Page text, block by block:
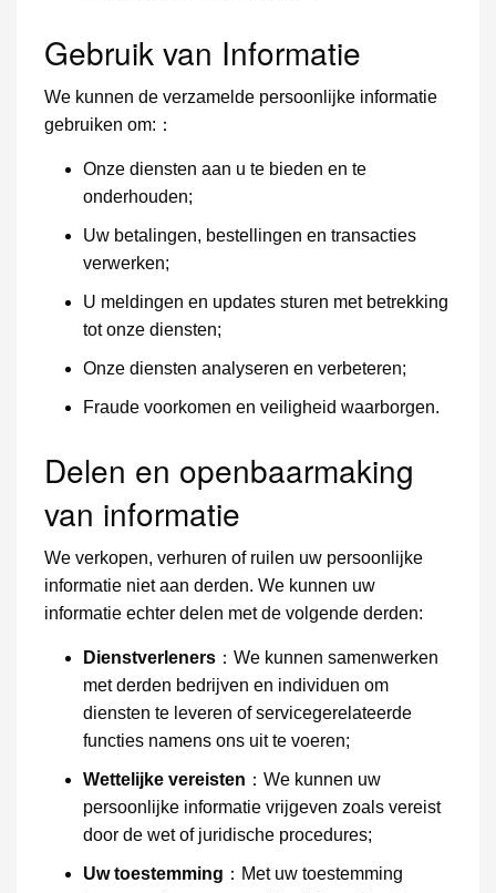
Gebruik van Informatie
We kunnen de verzamelde persoonlijke informatie
gebruiken om:：
Onze diensten aan u te bieden en te
onderhouden;
Uw betalingen, bestellingen en transacties
verwerken;
U meldingen en updates sturen met betrekking
tot onze diensten;
Onze diensten analyseren en verbeteren;
Fraude voorkomen en veiligheid waarborgen.
Delen en openbaarmaking
van informatie
We verkopen, verhuren of ruilen uw persoonlijke
informatie niet aan derden. We kunnen uw
informatie echter delen met de volgende derden:
Dienstverleners ：We kunnen samenwerken
met derden bedrijven en individuen om
diensten te leveren of servicegerelateerde
functies namens ons uit te voeren;
Wettelijke vereisten ：We kunnen uw
persoonlijke informatie vrijgeven zoals vereist
door de wet of juridische procedures;
Uw toestemming ：Met uw toestemming